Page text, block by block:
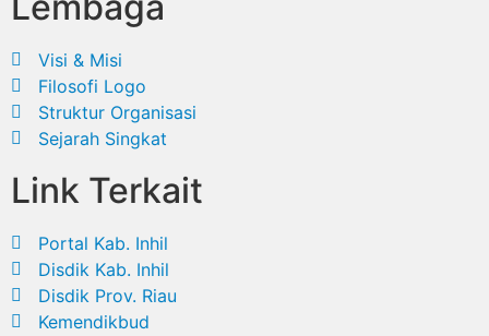
Visi & Misi
Filosofi Logo
Struktur Organisasi
Sejarah Singkat
Link Terkait
Portal Kab. Inhil
Disdik Kab. Inhil
Disdik Prov. Riau
Kemendikbud